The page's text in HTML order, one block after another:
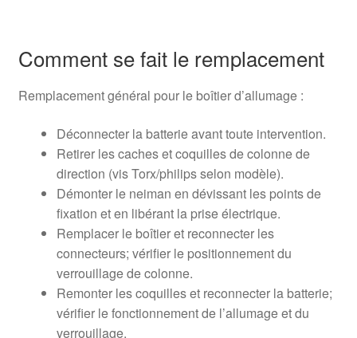
Comment se fait le remplacement
Remplacement général pour le boîtier d’allumage :
Déconnecter la batterie avant toute intervention.
Retirer les caches et coquilles de colonne de
direction (vis Torx/philips selon modèle).
Démonter le neiman en dévissant les points de
fixation et en libérant la prise électrique.
Remplacer le boîtier et reconnecter les
connecteurs; vérifier le positionnement du
verrouillage de colonne.
Remonter les coquilles et reconnecter la batterie;
vérifier le fonctionnement de l’allumage et du
verrouillage.